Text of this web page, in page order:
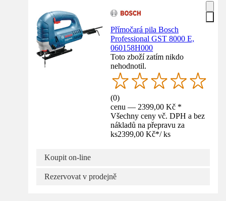
Přímočará pila Bosch
Professional GST 8000 E,
060158H000
Toto zboží zatím nikdo
nehodnotil.
(0)
cenu — 2399,00 Kč *
Všechny ceny vč. DPH a bez
nákladů na přepravu za
ks2399,00 Kč*/ ks
Koupit on-line
Rezervovat v prodejně